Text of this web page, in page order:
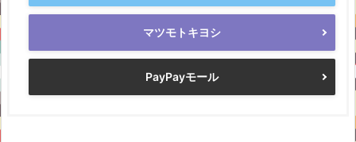
マツモトキヨシ
PayPayモール